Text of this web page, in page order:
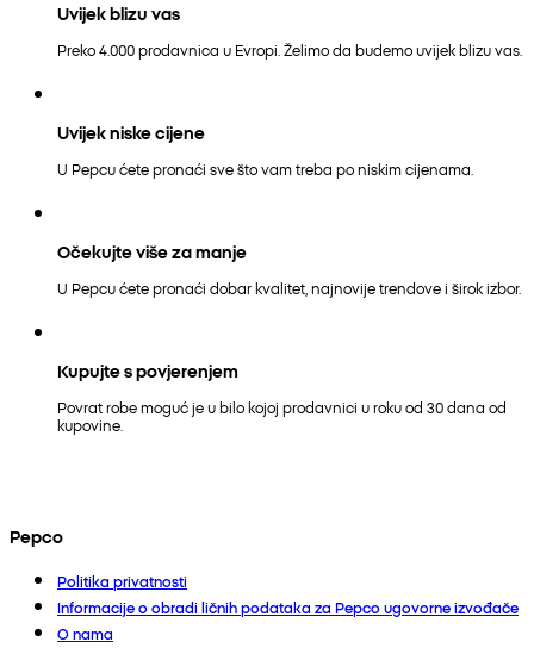
Uvijek blizu vas
Preko 4.000 prodavnica u Evropi. Želimo da budemo uvijek blizu vas.
Uvijek niske cijene
U Pepcu ćete pronaći sve što vam treba po niskim cijenama.
Očekujte više za manje
U Pepcu ćete pronaći dobar kvalitet, najnovije trendove i širok izbor.
Kupujte s povjerenjem
Povrat robe moguć je u bilo kojoj prodavnici u roku od 30 dana od
kupovine.
Pepco
Politika privatnosti
Informacije o obradi ličnih podataka za Pepco ugovorne izvođače
O nama